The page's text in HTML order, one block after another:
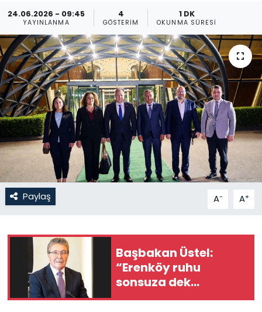
24.06.2026 - 09:45
YAYINLANMA
4
GÖSTERIM
1 DK
OKUNMA SÜRESI
Paylaş A- A+
Başbakan Üstel:
“Erenköy ruhu
sonsuza dek
yaşayacaktır”
KKTC
KKTC YEREL SEÇİM 2018
Kültür Sanat
Magazin
Moda
Nöbetçi Eczaneler
Otomobil Dünyası
SAĞLIK
Spor